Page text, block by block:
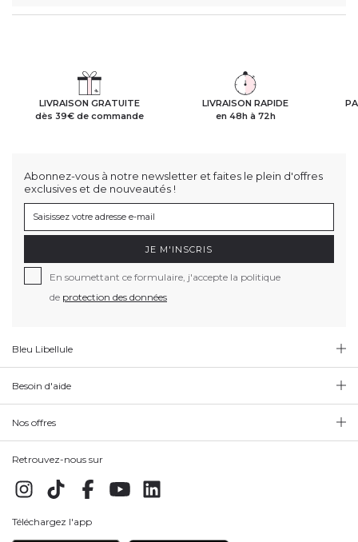
LIVRAISON GRATUITE
dès 39€ de commande
LIVRAISON RAPIDE
en 48h à 72h
Abonnez-vous à notre newsletter et faites le plein d'offres
exclusives et de nouveautés !
JE M'INSCRIS
En soumettant ce formulaire, j'accepte la politique
de protection des données
Bleu Libellule
Besoin d'aide
Nos offres
Retrouvez-nous sur
Téléchargez l'app